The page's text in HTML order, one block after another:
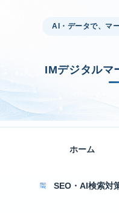
AI・データで、マ
IMデジタルマ
ホーム
SEO・AI検索対